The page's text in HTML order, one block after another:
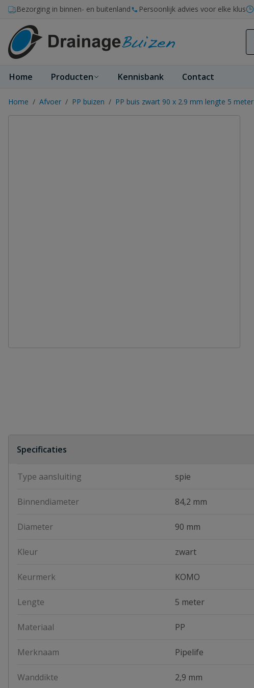
Ga naar de inhoud
Bezorging in binnen- en buitenland Persoonlijk advies voor elke klus
Home Producten Kennisbank Contact
Home / Afvoer / PP buizen / PP buis zwart 90 x 2.9 mm lengte 5 meter
Specificaties
Type aansluiting spie
Binnendiameter 84,2 mm
Diameter 90 mm
Kleur zwart
Keurmerk KOMO
Lengte 5 meter
Materiaal PP
Merknaam Pipelife
Wanddikte 2,9 mm